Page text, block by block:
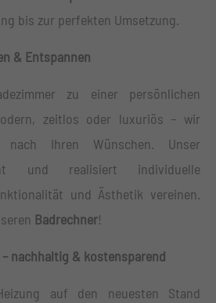
bis zur perfekten Umsetzung.
& Entspannen
zu einer persönlichen
zeitlos oder luxuriös – wir
Ihren Wünschen. Unser
und realisiert individuelle
und Ästhetik vereinen.
Badrechner!
nachhaltig & kostensparend
auf den neuesten Stand